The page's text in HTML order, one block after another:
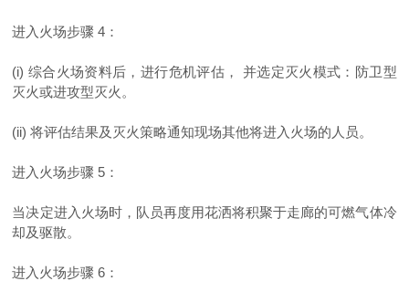
进入火场步骤 4 ：
(i) 综合火场资料后，进行危机评估， 并选定灭火模式：防卫型
灭火或进攻型灭火。
(ii)将评估结果及灭火策略通知现场其他将进入火场的人员。
进入火场步骤 5 ：
当决定进入火场时， 队员再度用花洒将积聚于走廊的可燃气体冷
却及驱散。
进入火场步骤 6 ：